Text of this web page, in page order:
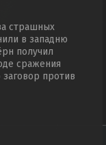
страшных
в западню
получил
сражения
против